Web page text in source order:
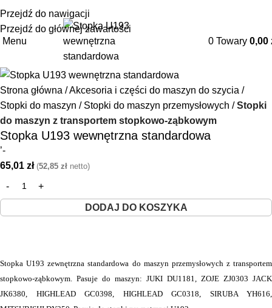
Przejdź do nawigacji
Przejdź do głównej zawartości
+48 85 653 93 55
Menu 0 Towary 0,00
Strona główna
Akcesoria i części do maszyn do szycia
Stopki do maszyn
Stopki do maszyn przemysłowych
Stopki
do maszyn z transportem stopkowo-ząbkowym
Stopka U193 wewnętrzna standardowa
’-
65,01 zł (52,85 zł netto)
DODAJ DO KOSZYKA
Stopka U193 zewnętrzna standardowa do maszyn przemysłowych z transportem
stopkowo-ząbkowym. Pasuje do maszyn: JUKI DU1181, ZOJE ZJ0303 JACK
JK6380, HIGHLEAD GC0398, HIGHLEAD GC0318, SIRUBA YH616,